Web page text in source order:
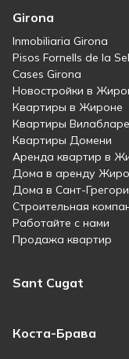
Girona
Inmobiliaria Girona
Pisos Fornells de la
Cases Girona
Новостройки в
Квартиры в Жироне
Квартиры
Квартиры Домени
Аренда квартир в
Дома в аренду
Дома в Сант-Грегори
Строительная
Работайте с нами
Продажа квартир
Sant Cugat
Коста-Брава